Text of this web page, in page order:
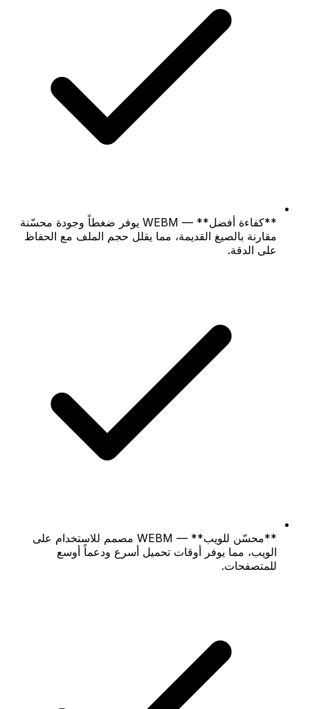
**كفاءة أفضل** — WEBM يوفر ضغطاً وجودة محسّنة
مقارنة بالصيغ القديمة، مما يقلل حجم الملف مع الحفاظ
على الدقة.
**محسّن للويب** — WEBM مصمم للاستخدام على
الويب، مما يوفر أوقات تحميل أسرع ودعماً أوسع
للمتصفحات.